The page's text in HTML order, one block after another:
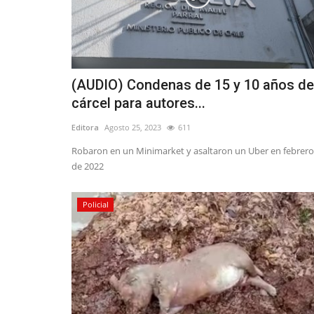
(AUDIO) Condenas de 15 y 10 años de
cárcel para autores...
Editora Agosto 25, 2023 611
Robaron en un Minimarket y asaltaron un Uber en febrero
de 2022
Policial
Política
Encuesta CRITERIA posiciona
Editora Julio 7, 2026 247
La congresal por el Maule, insistió que uno de
es defender los derechos...